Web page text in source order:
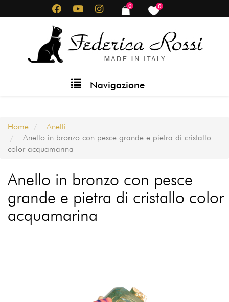
al
0
items
0
items
Navigazione
Home
Anelli
Anello in bronzo con pesce grande e pietra di cristallo
color acquamarina
Anello in bronzo con pesce
grande e pietra di cristallo color
acquamarina